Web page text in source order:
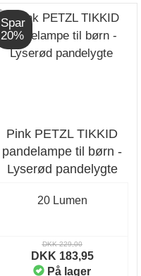
Spar
20%
Pink PETZL TIKKID
pandelampe til børn -
Lyserød pandelygte
20 Lumen
DKK 229,00
DKK 183,95
På lager